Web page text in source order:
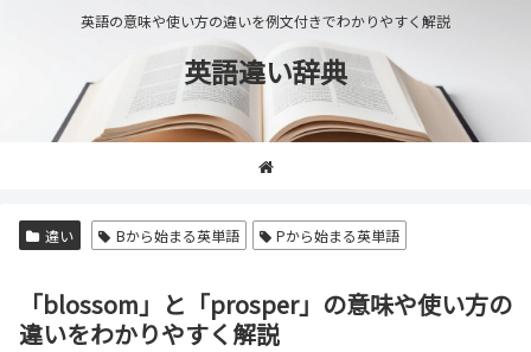
英語の意味や使い方の違いを例文付きでわかりやすく解説
英語違い辞典
違い Bから始まる英単語 Pから始まる英単語
「blossom」と「prosper」の意味や使い方の
違いをわかりやすく解説